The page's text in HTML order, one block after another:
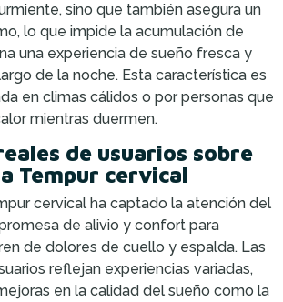
sino que también asegura un
lo que impide la acumulación de
una experiencia de sueño fresca y
de la noche. Esta característica es
en climas cálidos o por personas que
mientras duermen.
de usuarios sobre
Tempur cervical
cervical ha captado la atención del
de alivio y confort para
de dolores de cuello y espalda. Las
reflejan experiencias variadas,
en la calidad del sueño como la